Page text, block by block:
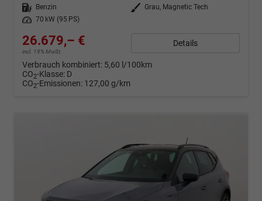
Kraftstoff
Benzin Außenfarbe
Grau, Magnetic Tech
Leistung
70 kW (95 PS)
26.679,– €
incl. 19% MwSt.
Details
Verbrauch kombiniert: 5,60 l/100km
CO2-Klasse: D
CO2-Emissionen: 127,00 g/km